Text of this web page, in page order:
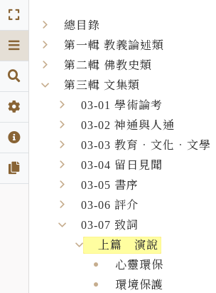
總目錄
第一輯 教義論述類
第二輯 佛教史類
第三輯 文集類
03-01 學術論考
03-02 神通與人通
03-03 教育．文化．文學
03-04 留日見聞
03-05 書序
03-06 評介
03-07 致詞
上篇 演說
心靈環保
環境保護